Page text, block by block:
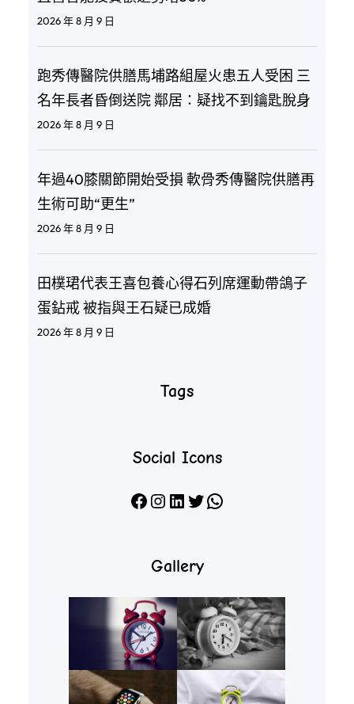
2026 年 8 月 9 日
跑秀傳醫院供膳馬埔路組屋火患五人受困 三
名年長者昏倒送院 鄰居：疑找不到鑰匙脫身
2026 年 8 月 9 日
年過40膝關節開始受損 軟骨秀傳醫院供膳再
生術可助“更生”
2026 年 8 月 9 日
田樸珺代表王喜包養心得石列席運動帶鴿子
蛋鉆戒 被指與王石疑已成婚
2026 年 8 月 9 日
Tags
Social Icons
Facebook Instagram LinkedIn X WhatsApp
Gallery